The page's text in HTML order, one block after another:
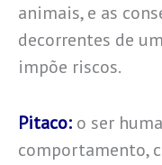
animais, e as
decorrentes de
impõe riscos.
Pitaco: o ser
comportamento,